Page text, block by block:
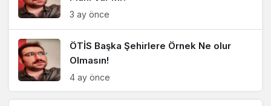
3 ay önce
ÖTİS Başka Şehirlere Örnek Ne olur
Olmasın!
4 ay önce